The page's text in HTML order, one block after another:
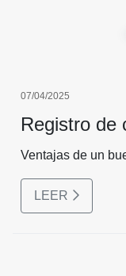
07/04/2025
Registro de
Ventajas de un
LEER